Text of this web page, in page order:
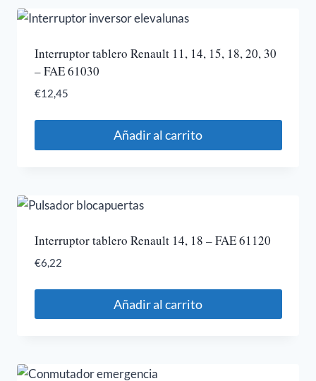
Interruptor tablero Renault 11, 14, 15, 18, 20, 30
– FAE 61030
€12,45
Añadir al carrito
Interruptor tablero Renault 14, 18 – FAE 61120
€6,22
Añadir al carrito